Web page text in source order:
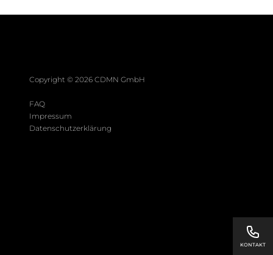
Copyright © 2026 CDMN GmbH
FAQ
Impressum
Datenschutzerklärung
KONTAKT